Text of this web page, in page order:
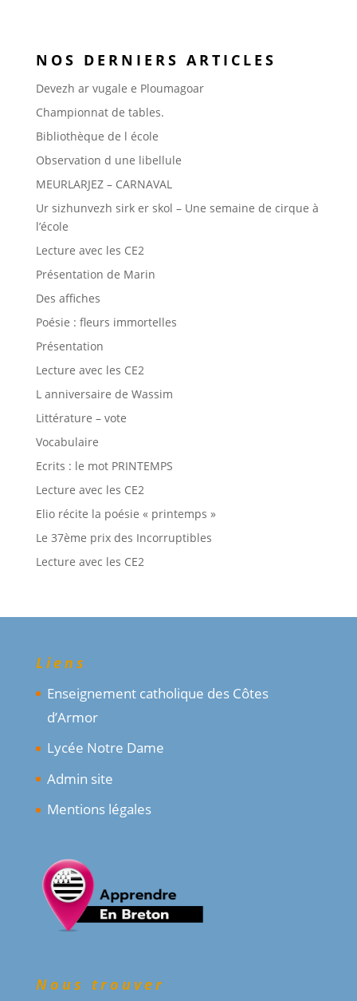
NOS DERNIERS ARTICLES
Devezh ar vugale e Ploumagoar
Championnat de tables.
Bibliothèque de l école
Observation d une libellule
MEURLARJEZ – CARNAVAL
Ur sizhunvezh sirk er skol – Une semaine de cirque à
l’école
Lecture avec les CE2
Présentation de Marin
Des affiches
Poésie : fleurs immortelles
Présentation
Lecture avec les CE2
L anniversaire de Wassim
Littérature – vote
Vocabulaire
Ecrits : le mot PRINTEMPS
Lecture avec les CE2
Elio récite la poésie « printemps »
Le 37ème prix des Incorruptibles
Lecture avec les CE2
Liens
Enseignement catholique des Côtes
d’Armor
Lycée Notre Dame
Admin site
Mentions légales
Nous trouver